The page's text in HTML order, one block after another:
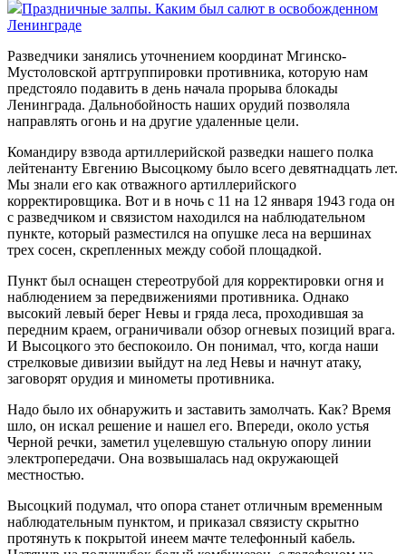
Праздничные залпы. Каким был салют в освобожденном
Ленинграде
Разведчики занялись уточнением координат Мгинско-
Мустоловской артгруппировки противника, которую нам
предстояло подавить в день начала прорыва блокады
Ленинграда. Дальнобойность наших орудий позволяла
направлять огонь и на другие удаленные цели.
Командиру взвода артиллерийской разведки нашего полка
лейтенанту Евгению Высоцкому было всего девятнадцать лет.
Мы знали его как отважного артиллерийского
корректировщика. Вот и в ночь с 11 на 12 января 1943 года он
с разведчиком и связистом находился на наблюдательном
пункте, который разместился на опушке леса на вершинах
трех сосен, скрепленных между собой площадкой.
Пункт был оснащен стереотрубой для корректировки огня и
наблюдением за передвижениями противника. Однако
высокий левый берег Невы и гряда леса, проходившая за
передним краем, ограничивали обзор огневых позиций врага.
И Высоцкого это беспокоило. Он понимал, что, когда наши
стрелковые дивизии выйдут на лед Невы и начнут атаку,
заговорят орудия и минометы противника.
Надо было их обнаружить и заставить замолчать. Как? Время
шло, он искал решение и нашел его. Впереди, около устья
Черной речки, заметил уцелевшую стальную опору линии
электропередачи. Она возвышалась над окружающей
местностью.
Высоцкий подумал, что опора станет отличным временным
наблюдательным пунктом, и приказал связисту скрытно
протянуть к покрытой инеем мачте телефонный кабель.